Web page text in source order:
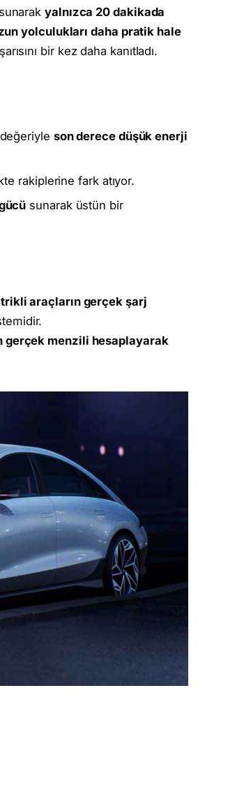
sunarakyalnızca 20 dakikada
yolculukları daha pratik hale
bir kez daha kanıtladı.
son derece düşük enerji
rakiplerine fark atıyor.
sunarak üstün bir
araçların gerçek şarj
gerçek menzili hesaplayarak